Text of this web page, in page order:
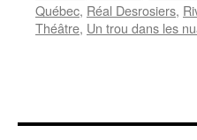
Québec, Réal Desrosiers,
Théâtre, Un trou dans les